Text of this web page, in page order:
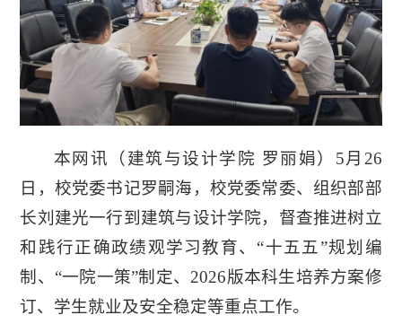
本网讯（ 建筑与设计学院 罗丽娟）5月26
日，校党委书记罗嗣海，校党委常委、组织部部
长刘建光一行到建筑与设计学院，督查推进树立
和践行正确政绩观学习教育、“十五五”规划编
制、“一院一策”制定、2026版本科生培养方案修
订、学生就业及安全稳定等重点工作。